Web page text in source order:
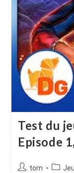
Test du
Episode
Auteur/autrice
tom
Post